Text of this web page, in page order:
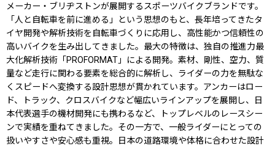
メーカー・ブリヂストンが展開するスポーツバイクブランドです。
「人と自転車を前に進める」という思想のもと、長年培ってきたタ
イヤ開発や解析技術を自転車づくりに応用し、高性能かつ信頼性の
高いバイクを生み出してきました。最大の特徴は、独自の推進力最
大化解析技術「PROFORMAT」による開発。素材、剛性、空力、質
量など走行に関わる要素を総合的に解析し、ライダーの力を無駄な
くスピードへ変換する設計思想が貫かれています。アンカーはロー
ド、トラック、クロスバイクなど幅広いラインアップを展開し、日
本代表選手の機材開発にも携わるなど、トップレベルのレースシー
ンで実績を重ねてきました。その一方で、一般ライダーにとっての
扱いやすさや安心感も重視。日本の道路環境や体格に合わせた設計